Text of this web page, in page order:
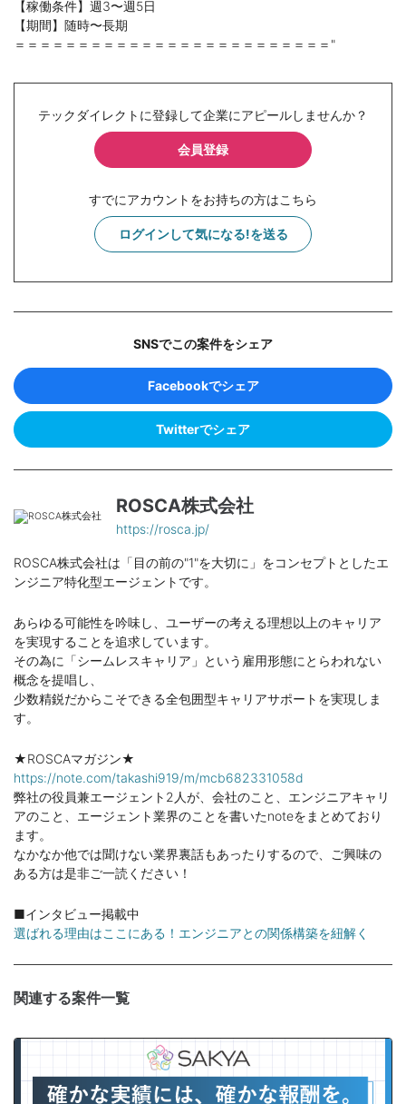
【稼働条件】週3〜週5日
【期間】随時〜長期
＝＝＝＝＝＝＝＝＝＝＝＝＝＝＝＝＝＝＝＝＝＝＝＝＝"
テックダイレクトに登録して企業にアピールしませんか？
会員登録
すでにアカウントをお持ちの方はこちら
ログインして気になる!を送る
SNSでこの案件をシェア
Facebookでシェア
Twitterでシェア
ROSCA株式会社
https://rosca.jp/
ROSCA株式会社は「目の前の"1"を大切に」をコンセプトとしたエ
ンジニア特化型エージェントです。
あらゆる可能性を吟味し、ユーザーの考える理想以上のキャリア
を実現することを追求しています。
その為に「シームレスキャリア」という雇用形態にとらわれない
概念を提唱し、
少数精鋭だからこそできる全包囲型キャリアサポートを実現しま
す。
★ROSCAマガジン★
https://note.com/takashi919/m/mcb682331058d
弊社の役員兼エージェント2人が、会社のこと、エンジニアキャリ
アのこと、エージェント業界のことを書いたnoteをまとめており
ます。
なかなか他では聞けない業界裏話もあったりするので、ご興味の
ある方は是非ご一読ください！
■インタビュー掲載中
選ばれる理由はここにある！エンジニアとの関係構築を紐解く
関連する案件一覧